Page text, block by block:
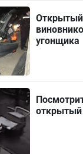
Открытый
угонщика
открытый